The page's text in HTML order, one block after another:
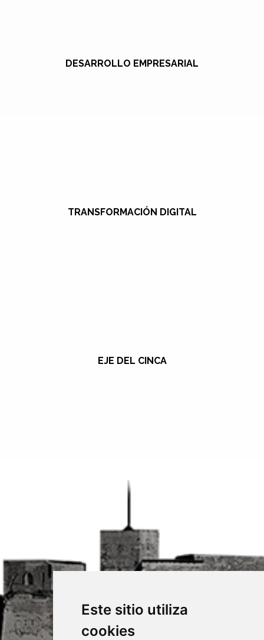
Este sitio utiliza
cookies
DESARROLLO EMPRESARIAL
TRANSFORMACIÓN DIGITAL
EJE DEL CINCA